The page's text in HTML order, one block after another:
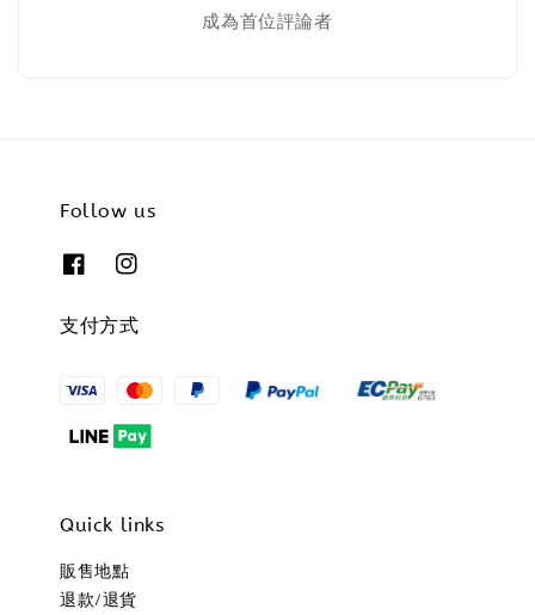
成為首位評論者
Follow us
支付方式
Quick links
販售地點
退款/退貨